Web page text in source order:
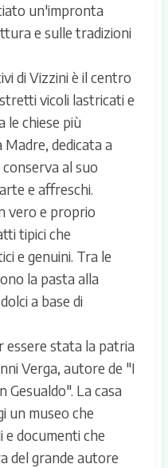
un'impronta
e sulle tradizioni
di Vizzini è il centro
vicoli lastricati e
le chiese più
Madre, dedicata a
al suo
e affreschi.
vero e proprio
tipici che
e genuini. Tra le
la pasta alla
a base di
essere stata la patria
Verga, autore de "I
La casa
un museo che
documenti che
del grande autore